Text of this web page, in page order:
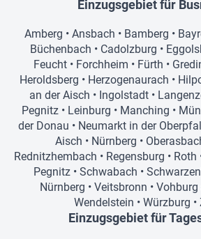
Einzugsgebiet für
Amberg • Ansbach • Bamberg •
Büchenbach • Cadolzburg •
Feucht • Forchheim • Fürth •
Heroldsberg • Herzogenaurach •
an der Aisch • Ingolstadt•
Pegnitz • Leinburg • Manching •
der Donau • Neumarkt in der
Aisch • Nürnberg •
Rednitzhembach • Regensburg • Roth
Pegnitz• Schwabach •
Nürnberg • Veitsbronn • Vohburg
Wendelstein • Würzburg •
Einzugsgebiet für